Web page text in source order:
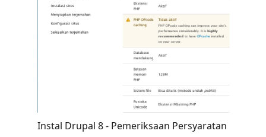
Instal Drupal 8 - Pemeriksaan Persyaratan